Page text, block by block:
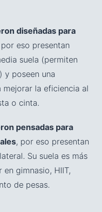
diseñadas para
por eso presentan
suela (permiten
y poseen una
la eficiencia al
o cinta.
pensadas para
, por eso presentan
Su suela es más
gimnasio, HIIT,
de pesas.